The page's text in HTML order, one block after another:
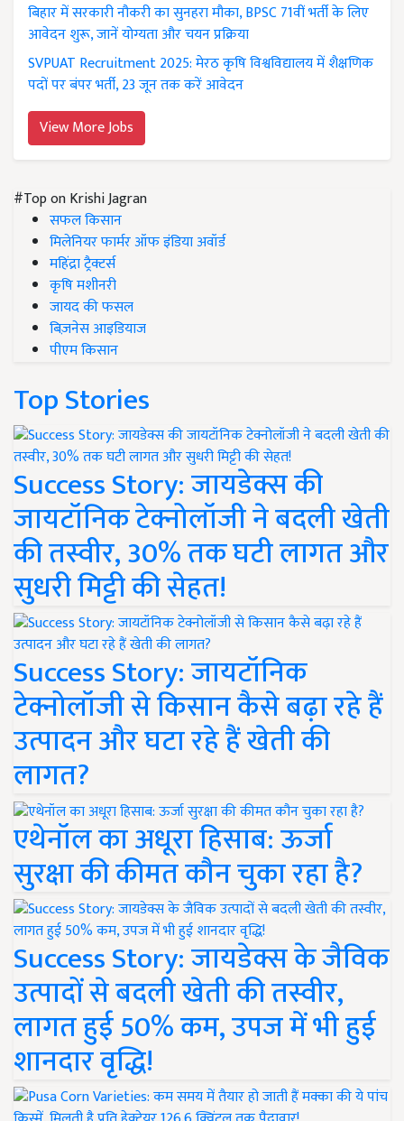
बिहार में सरकारी नौकरी का सुनहरा मौका, BPSC 71वीं भर्ती के लिए
आवेदन शुरू, जानें योग्यता और चयन प्रक्रिया
SVPUAT Recruitment 2025: मेरठ कृषि विश्वविद्यालय में शैक्षणिक
पदों पर बंपर भर्ती, 23 जून तक करें आवेदन
View More Jobs
#Top on Krishi Jagran
सफल किसान
मिलेनियर फार्मर ऑफ इंडिया अवॉर्ड
महिंद्रा ट्रैक्टर्स
कृषि मशीनरी
जायद की फसल
बिज़नेस आइडियाज
पीएम किसान
Top Stories
Success Story: जायडेक्स की
जायटॉनिक टेक्नोलॉजी ने बदली खेती
की तस्वीर, 30% तक घटी लागत और
सुधरी मिट्टी की सेहत!
Success Story: जायटॉनिक
टेक्नोलॉजी से किसान कैसे बढ़ा रहे हैं
उत्पादन और घटा रहे हैं खेती की
लागत?
एथेनॉल का अधूरा हिसाब: ऊर्जा
सुरक्षा की कीमत कौन चुका रहा है?
Success Story: जायडेक्स के जैविक
उत्पादों से बदली खेती की तस्वीर,
लागत हुई 50% कम, उपज में भी हुई
शानदार वृद्धि!